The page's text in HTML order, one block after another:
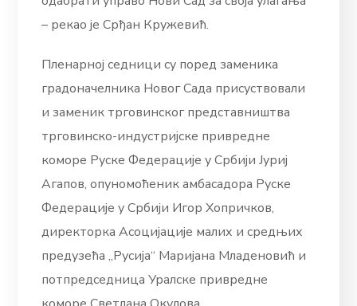
– рекао је Срђан Кружевић.
Пленарној седници су поред заменика
градоначелника Новог Сада присуствовали
и заменик трговинског представништва
трговинско-индустријске привредне
коморе Руске Федерације у Србији Јуриј
Агапов, опуномоћеник амбасадора Руске
Федерације у Србији Игор Хопричков,
директорка Асоцијације малих и средњих
предузећа „Русија“ Маријана Младеновић и
потпредседница Уралске привредне